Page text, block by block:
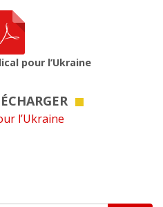
pour l’Ukraine
l’Ukraine